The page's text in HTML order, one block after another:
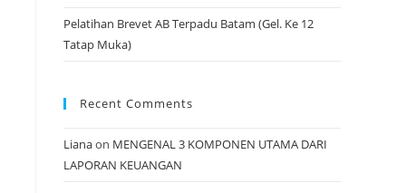
Pelatihan Brevet AB Terpadu Batam (Gel. Ke 12
Tatap Muka)
Recent Comments
Lianaon MENGENAL 3 KOMPONEN UTAMA DARI
LAPORAN KEUANGAN